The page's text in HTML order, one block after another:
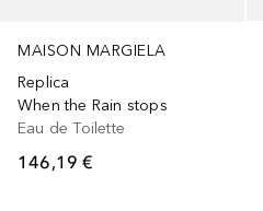
MAISON MARGIELA
Replica
When the Rain stops
Eau de Toilette
146,19 €